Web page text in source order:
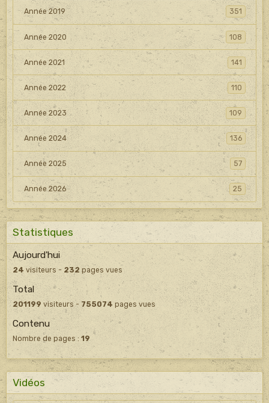
Année 2019 351
Année 2020 108
Année 2021 141
Année 2022 110
Année 2023 109
Année 2024 136
Année 2025 57
Année 2026 25
Statistiques
Aujourd'hui
24 visiteurs - 232 pages vues
Total
201199 visiteurs - 755074 pages vues
Contenu
Nombre de pages : 19
Vidéos